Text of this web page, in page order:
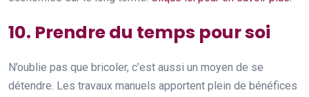
10. Prendre du temps pour soi
N’oublie pas que bricoler, c’est aussi un moyen de se
détendre. Les travaux manuels apportent plein de bénéfices